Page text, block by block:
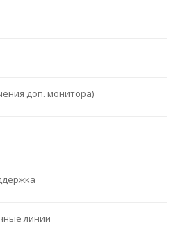
доп. монитора)
линии